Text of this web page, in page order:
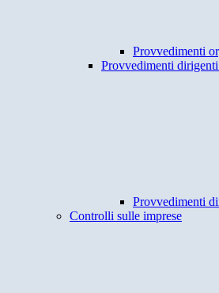
Provvedimenti
Provvedimenti
Provvedimenti
Controlli sulle imprese